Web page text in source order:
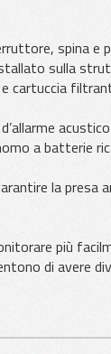
spina e
sulla
cartuccia
a batterie
la presa
più
di avere